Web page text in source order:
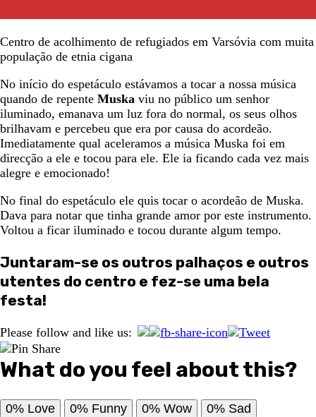
Centro de acolhimento de refugiados em Varsóvia com muita
população de etnia cigana
No início do espetáculo estávamos a tocar a nossa música
quando de repente Muska viu no público um senhor
iluminado, emanava um luz fora do normal, os seus olhos
brilhavam e percebeu que era por causa do acordeão.
Imediatamente qual aceleramos a música Muska foi em
direcção a ele e tocou para ele. Ele ia ficando cada vez mais
alegre e emocionado!
No final do espetáculo ele quis tocar o acordeão de Muska.
Dava para notar que tinha grande amor por este instrumento.
Voltou a ficar iluminado e tocou durante algum tempo.
Juntaram-se os outros palhaços e outros
utentes do centro e fez-se uma bela
festa!
Please follow and like us:
What do you feel about this?
0% Love 0% Funny 0% Wow 0% Sad